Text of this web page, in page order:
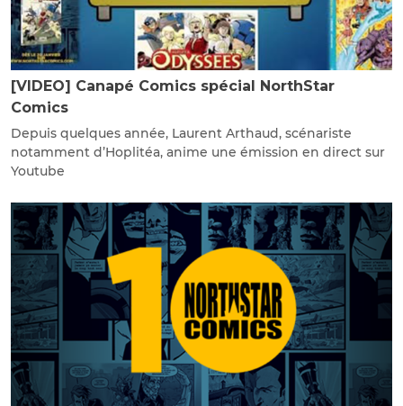
[VIDEO] Canapé Comics spécial NorthStar
Comics
Depuis quelques année, Laurent Arthaud, scénariste
notamment d’Hoplitéa, anime une émission en direct sur
Youtube